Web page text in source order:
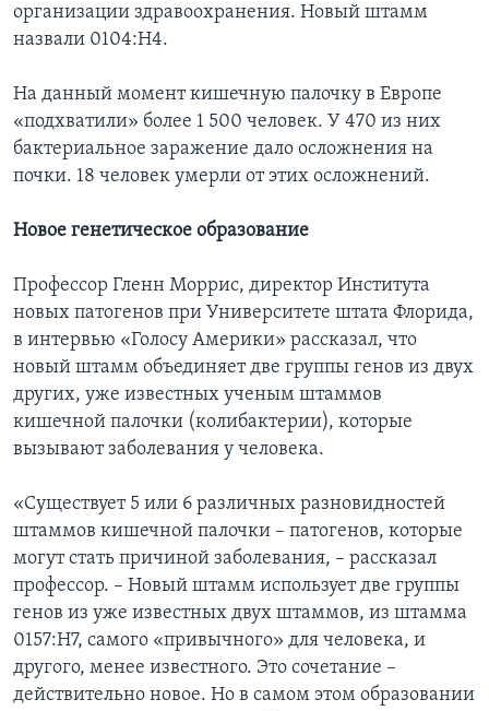
организации здравоохранения. Новый штамм
назвали 0104:H4.
На данный момент кишечную палочку в Европе
«подхватили» более 1 500 человек. У 470 из них
бактериальное заражение дало осложнения на
почки. 18 человек умерли от этих осложнений.
Новое генетическое образование
Профессор Гленн Моррис, директор Института
новых патогенов при Университете штата Флорида,
в интервью «Голосу Америки» рассказал, что
новый штамм объединяет две группы генов из двух
других, уже известных ученым штаммов
кишечной палочки (колибактерии), которые
вызывают заболевания у человека.
«Существует 5 или 6 различных разновидностей
штаммов кишечной палочки – патогенов, которые
могут стать причиной заболевания, – рассказал
профессор. – Новый штамм использует две группы
генов из уже известных двух штаммов, из штамма
0157:H7, самого «привычного» для человека, и
другого, менее известного. Это сочетание –
действительно новое. Но в самом этом образовании